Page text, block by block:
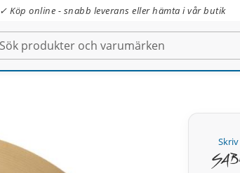
✓ Köp online - snabb leverans eller hämta i vår butik